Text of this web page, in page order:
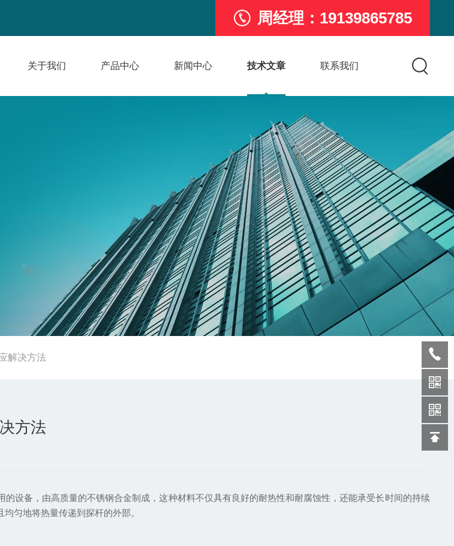
周经理：19139865785
关于我们 产品中心 新闻中心 技术文章 联系我们
解决方法
方法
备，由高质量的不锈钢合金制成，这种材料不仅具有良好的耐热性和耐腐蚀性，还能承受长时间的持续
匀地将热量传递到探杆的外部。